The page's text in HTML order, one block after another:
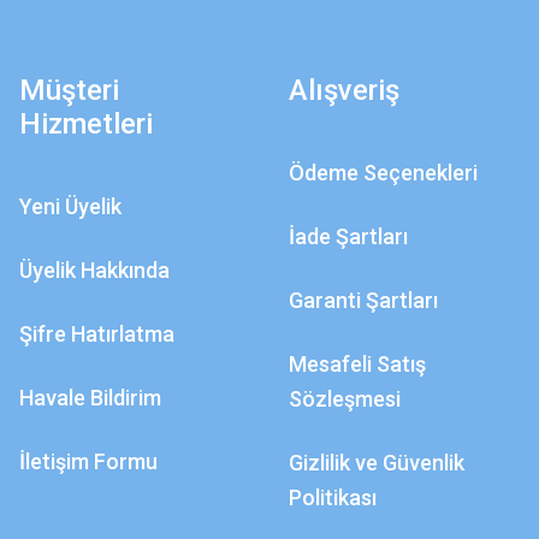
Müşteri
Hizmetleri
Yeni Üyelik
Üyelik Hakkında
Şifre Hatırlatma
Havale Bildirim
İletişim Formu
Alışveriş
Ödeme Seçenekleri
İade Şartları
Garanti Şartları
Mesafeli Satış
Sözleşmesi
Gizlilik ve Güvenlik
Politikası